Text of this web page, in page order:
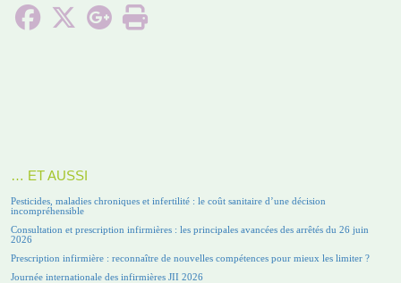
… ET AUSSI
Pesticides, maladies chroniques et infertilité : le coût sanitaire d’une décision
incompréhensible
Consultation et prescription infirmières : les principales avancées des arrêtés du 26 juin
2026
Prescription infirmière : reconnaître de nouvelles compétences pour mieux les limiter ?
Journée internationale des infirmières JII 2026